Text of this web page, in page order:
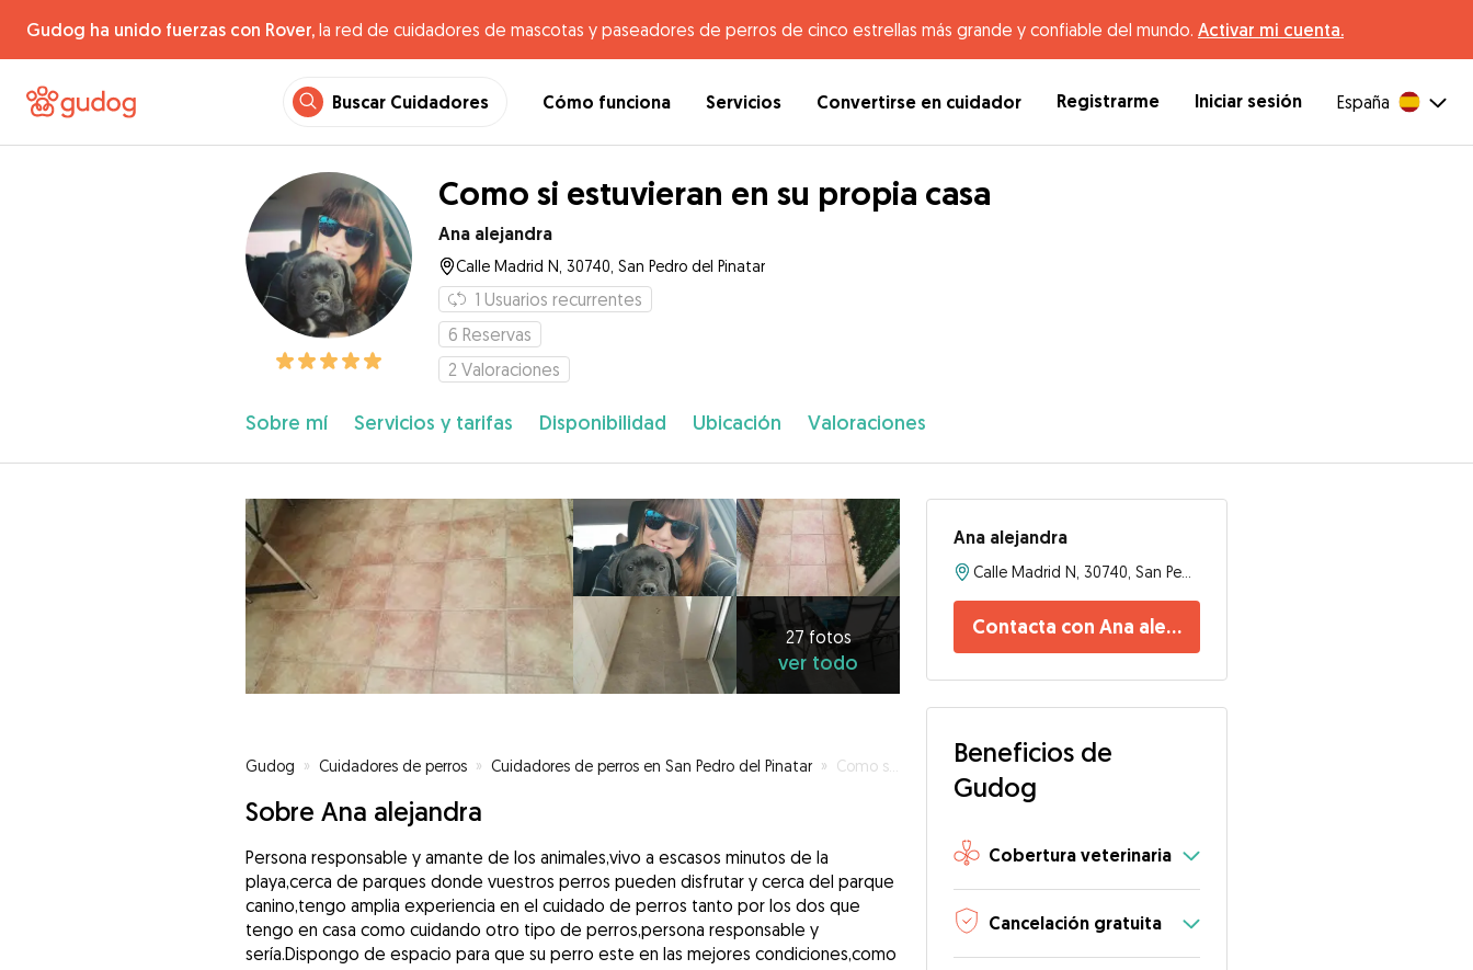
Gudog ha unido fuerzas con Rover, la red de cuidadores de mascotas y paseadores de perros de cinco estrellas más grande y confiable del mundo. Activar mi cuenta.
Buscar Cuidadores Cómo funciona Servicios Convertirse en cuidador Registrarme Iniciar sesión España
Como si estuvieran en su propia casa
Ana alejandra
Calle Madrid N, 30740, San Pedro del Pinatar
1 Usuarios recurrentes
6 Reservas
2 Valoraciones
Sobre mí Servicios y tarifas Disponibilidad Ubicación Valoraciones
27 fotos
ver todo
Gudog » Cuidadores de perros » Cuidadores de perros en San Pedro del Pinatar » Como si estuvieran en su propia casa
Sobre Ana alejandra
Persona responsable y amante de los animales,vivo a escasos minutos de la
playa,cerca de parques donde vuestros perros pueden disfrutar y cerca del parque
canino,tengo amplia experiencia en el cuidado de perros tanto por los dos que
tengo en casa como cuidando otro tipo de perros,persona responsable y
sería.Dispongo de espacio para que su perro este en las mejores condiciones,como
Ana alejandra
Contacta con Ana alejandra
Beneficios de
Gudog
Cobertura veterinaria
Cancelación gratuita